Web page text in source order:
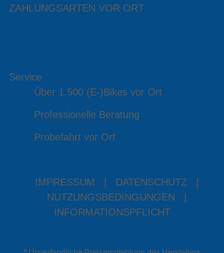
ZAHLUNGSARTEN VOR ORT
Service
Über 1.500 (E-)Bikes vor Ort
Professionelle Beratung
Probefahrt vor Ort
IMPRESSUM DATENSCHUTZ
NUTZUNGSBEDINGUNGEN
INFORMATIONSPFLICHT